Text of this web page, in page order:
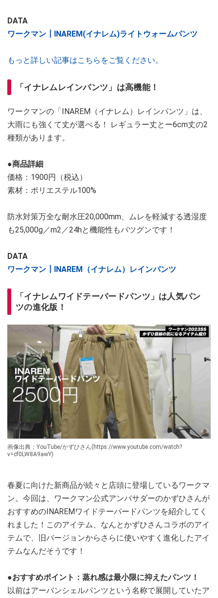
DATA
ワークマン┃INAREM(イナレム)ライトウォームパンツ
もっと詳しい記事はこちらをご覧ください。
「イナレムレインパンツ」は高機能！
ワークマンの「INAREM（イナレム）レインパンツ」は、
大雨にも強くて丈が選べる！ レギュラー丈とー6cm丈の2
種類があります。
●商品詳細
価格：1900円（税込）
素材：ポリエステル100%
防水対策万全な耐水圧20,000mm、ムレを軽減する透湿度
も25,000g／m2／24hと機能性もバツグンです！
DATA
ワークマン┃INAREM（イナレム）レインパンツ
「イナレムワイドテーパードパンツ」は人気パン
ツの進化版！
画像出典：YouTube/かずひさん(https://www.youtube.com/watch?
v=cf0LW8A9awY)
春夏に向けた新商品が続々と店頭に登場しているワークマ
ン。今回は、ワークマン公式アンバサダーのかずひさんが
おすすめのINAREMワイドテーパードパンツを紹介してく
れました！このアイテム、なんとかずひさんコラボのアイ
テムで、旧バージョンからさらに使いやすく進化したアイ
テムなんだそうです！
●おすすめポイント：蒸れ感は最小限に抑えたパンツ！
以前はアーバンシェルパンツという名称で展開していたア